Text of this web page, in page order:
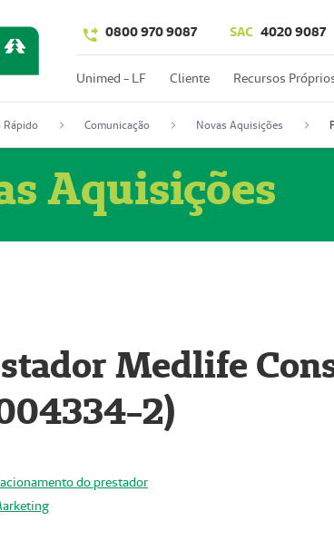
0800 970 9087 SAC 4020 9087
Unimed - LF Cliente Recursos
Rápido Comunicação Novas Aquisições
Aquisições
Medlife
2)
do prestador